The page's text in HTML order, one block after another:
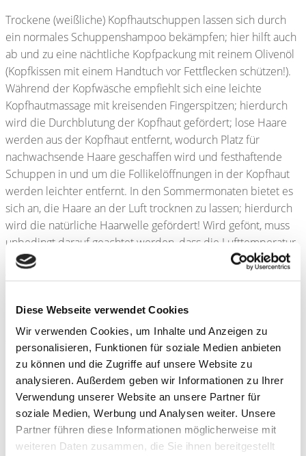
Diese Webseite verwendet Cookies
Wir verwenden Cookies, um Inhalte und Anzeigen zu
personalisieren, Funktionen für soziale Medien anbieten
zu können und die Zugriffe auf unsere Website zu
analysieren. Außerdem geben wir Informationen zu Ihrer
Verwendung unserer Website an unsere Partner für
soziale Medien, Werbung und Analysen weiter. Unsere
Partner führen diese Informationen möglicherweise mit
weiteren Daten zusammen, die Sie ihnen bereitgestellt
Trockene (weißliche) Kopfhautschuppen lassen sich durch
ein normales Schuppenshampoo bekämpfen; hier hilft auch
ab und zu eine nächtliche Kopfpackung mit reinem Olivenöl
(Kopfkissen mit einem Handtuch vor Fettflecken schützen!).
Während der Kopfwäsche empfiehlt sich eine leichte
Kopfhautmassage mit kreisenden Fingerspitzen; hierdurch
wird die Durchblutung der Kopfhaut gefördert; lose Haare
werden aus der Kopfhaut entfernt, wodurch Platz für
nachwachsende Haare geschaffen wird und festhaftende
Schuppen in und um die Follikelöffnungen in der Kopfhaut
werden leichter entfernt. In den Sommermonaten bietet es
sich an, die Haare an der Luft trocknen zu lassen; hierdurch
wird die natürliche Haarwelle gefördert! Wird gefönt, muss
unbedingt darauf geachtet werden, dass die Lufttemperatur
nicht zu heiß eingestellt wird; spätestens der Geruch nach
Lockenstäbe. Dauerwellen sollten schonend sein (am besten
leicht basische Dauerwellen); das Strähnchenfärben, die
Tönung oder das Haarefärben überlässt man am besten
dem Friseur! Insbesondere das Blondieren will gelernt sein
und hinterlässt – wenn zuhause durchgeführt – nicht selten
Haarschäden, die über Monate auswachsen müssen.
Kämme sollten nicht zu enge und spitze Zinken haben und
möglichst aus Naturmaterial sein (Horn); Bürsten sollten